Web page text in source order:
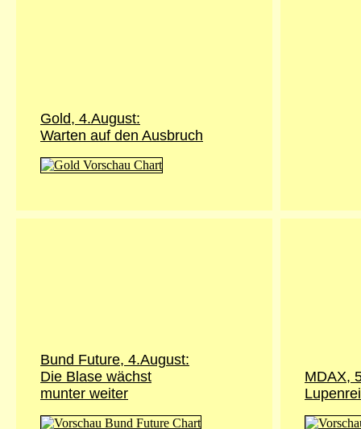
Gold, 4.August:
Warten auf den Ausbruch
Bund Future, 4.August:
Die Blase wächst
munter weiter
MDAX,